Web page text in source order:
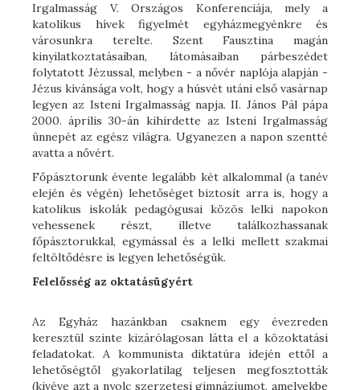
Irgalmasság V. Országos Konferenciája, mely a
katolikus hívek figyelmét egyházmegyénkre és
városunkra terelte. Szent Fausztina magán
kinyilatkoztatásaiban, látomásaiban párbeszédet
folytatott Jézussal, melyben - a nővér naplója alapján -
Jézus kívánsága volt, hogy a húsvét utáni első vasárnap
legyen az Isteni Irgalmasság napja. II. János Pál pápa
2000. április 30-án kihirdette az Isteni Irgalmasság
ünnepét az egész világra. Ugyanezen a napon szentté
avatta a nővért.
Főpásztorunk évente legalább két alkalommal (a tanév
elején és végén) lehetőséget biztosít arra is, hogy a
katolikus iskolák pedagógusai közös lelki napokon
vehessenek részt, illetve találkozhassanak
főpásztorukkal, egymással és a lelki mellett szakmai
feltöltődésre is legyen lehetőségük.
Felelősség az oktatásügyért
Az Egyház hazánkban csaknem egy évezreden
keresztül szinte kizárólagosan látta el a közoktatási
feladatokat. A kommunista diktatúra idején ettől a
lehetőségtől gyakorlatilag teljesen megfosztották
(kivéve azt a nyolc szerzetesi gimnáziumot, amelyekbe